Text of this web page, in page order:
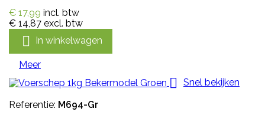
€ 17,99 incl. btw
€ 14,87 excl. btw
 In winkelwagen
Meer
 Snel bekijken
Referentie: M694-Gr